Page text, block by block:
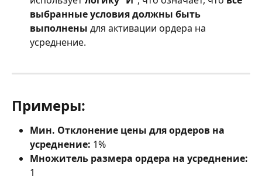
выбранные условия должны быть
выполнены для активации ордера на
усреднение.
Примеры:
Мин. Отклонение цены для ордеров на
усреднение: 1%
Множитель размера ордера на усреднение:
1